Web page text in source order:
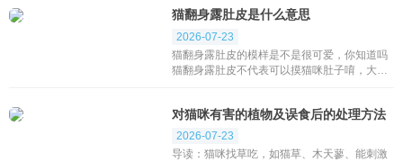
异食癖的猫，会吃...
猫翻身露肚皮是什么意思
2026-07-23
猫翻身露肚皮的模样是不是很可爱，你知道吗
猫翻身露肚皮不代表可以摸猫咪肚子唷，大多
服样，究竟...
对猫咪有害的植物及误食后的处理方法
2026-07-23
导读：猫咪找草吃，如猫草、木天蓼、能刺激